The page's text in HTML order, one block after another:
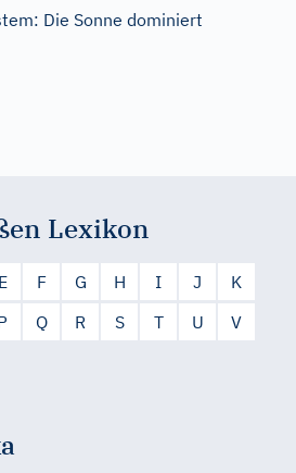
Die Sonne dominiert
Lexikon
E F G H I J
K
Q R S T U
V